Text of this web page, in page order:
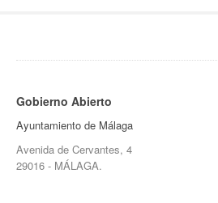
Gobierno Abierto
Ayuntamiento de Málaga
Avenida de Cervantes, 4
29016 - MÁLAGA.